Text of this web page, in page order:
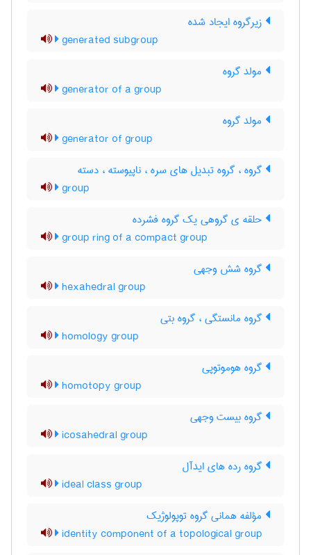
زیرگروه ایجاد شده
generated subgroup
مولد گروه
generator of a group
مولد گروه
generator of group
گروه ، گروه تبدیل های سره ، ناپیوسته ، دسته
group
حلقه ی گروهی یک گروه فشرده
group ring of a compact group
گروه شش وجهی
hexahedral group
گروه مانستگی ، گروه بتی
homology group
گروه هوموتوپی
homotopy group
گروه بیست وجهی
icosahedral group
گروه رده های ایدآل
ideal class group
مؤلفه همانی گروه توپولوژیک
identity component of a topological group